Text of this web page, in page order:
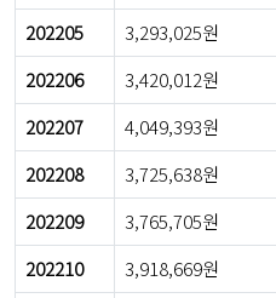
202205
3,293,025원
202206
3,420,012원
202207
4,049,393원
202208
3,725,638원
202209
3,765,705원
202210
3,918,669원